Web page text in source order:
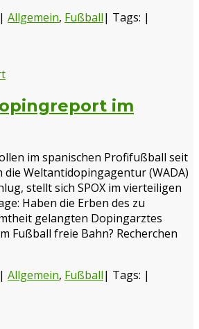
| Allgemein, Fußball| Tags: |
im
im spanischen Profifußball seit
die Weltantidopingagentur (WADA)
stellt sich SPOX im vierteiligen
Haben die Erben des zu
gelangten Dopingarztes
Fußball freie Bahn? Recherchen
| Allgemein, Fußball| Tags: |